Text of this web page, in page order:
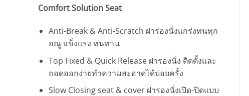
Comfort Solution Seat
Anti-Break & Anti-Scratch ฝารองนั่งแกร่งทนทุก
อณู แข็งแรง ทนทาน
Top Fixed & Quick Release ฝารองนั่ง ติดตั้งและ
ถอดออกง่ายทำความสะอาดได้บ่อยครั้ง
Slow Closing seat & cover ฝารองนั่งเปิด-ปิดแบบ